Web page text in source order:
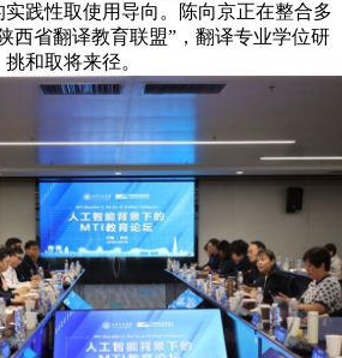
践性取使用导向。陈向京正在整合多
西省翻译教育联盟”，翻译专业学位研
和取将来径。